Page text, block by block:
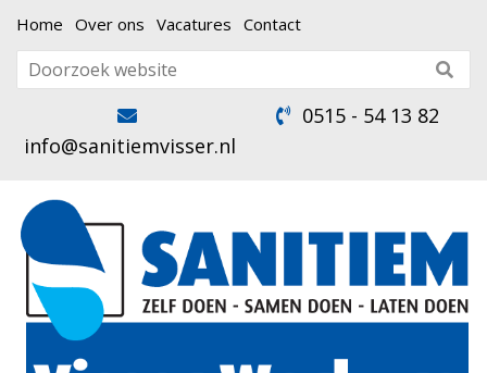
Home Over ons Vacatures Contact
info@sanitiemvisser.nl
0515 - 54 13 82